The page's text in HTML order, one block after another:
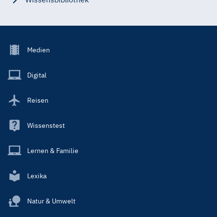
Footer
Main
Medien
Digital
Reisen
Wissenstest
Lernen & Familie
Lexika
Natur & Umwelt